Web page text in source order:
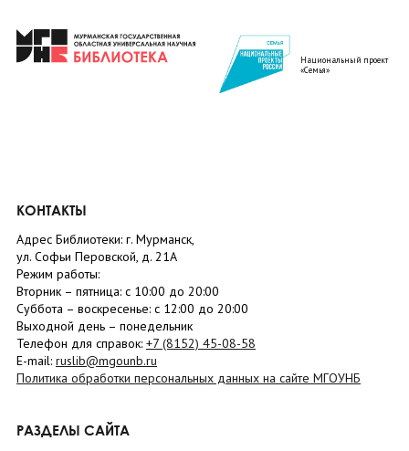
Национальный проект
«Семья»
КОНТАКТЫ
Адрес Библиотеки: г. Мурманск,
ул. Софьи Перовской, д. 21А
Режим работы:
Вторник – пятница: с 10:00 до 20:00
Суббота – воскресенье: c 12:00 до 20:00
Выходной день – понедельник
Телефон для справок: +7 (8152) 45-08-58
E-mail: ruslib@mgounb.ru
Политика обработки персональных данных на сайте МГОУНБ
РАЗДЕЛЫ САЙТА